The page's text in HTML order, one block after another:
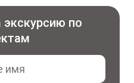
экскурсию по